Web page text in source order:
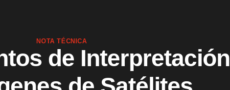
NOTA TÉCNICA
de Interpretación